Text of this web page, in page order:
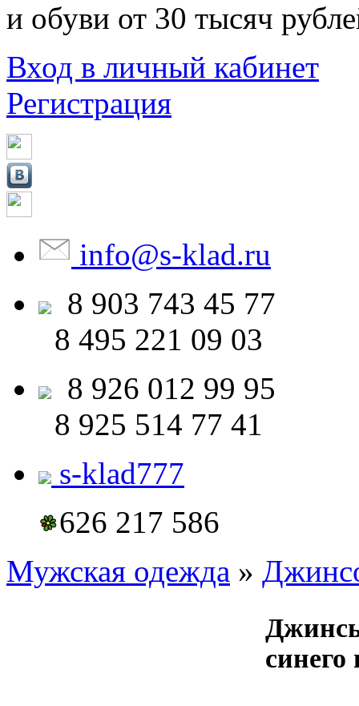
и обуви от 30 тысяч
Вход в личный кабинет
Регистрация
info@s-klad.ru
8 903 743 45 77
8 495 221 09 03
8 926 012 99 95
8 925 514 77 41
s-klad777
626 217 586
Мужская одежда »
синего